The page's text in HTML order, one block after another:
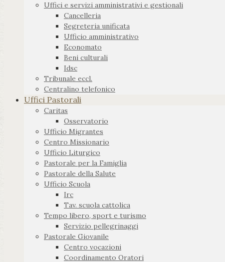
Uffici e servizi amministrativi e gestionali
Cancelleria
Segreteria unificata
Ufficio amministrativo
Economato
Beni culturali
Idsc
Tribunale eccl.
Centralino telefonico
Uffici Pastorali
Caritas
Osservatorio
Ufficio Migrantes
Centro Missionario
Ufficio Liturgico
Pastorale per la Famiglia
Pastorale della Salute
Ufficio Scuola
Irc
Tav. scuola cattolica
Tempo libero, sport e turismo
Servizio pellegrinaggi
Pastorale Giovanile
Centro vocazioni
Coordinamento Oratori